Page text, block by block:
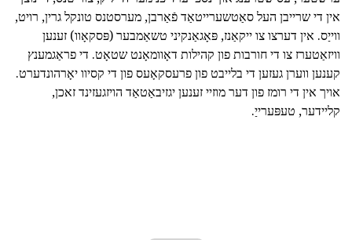
אין די שרייבן העל סאַטשערייטאַד פֿאַרבן, מערסטנס טונקל גרין, רויט,
ווייַס. אין דערצו צו ייקאַנז, פּאָגאַנקיני טשאַמבער (פּסקאָוו) זענען
וויזאַטערז צו די חורבות פון קהילות דאָוומאָנט שטאָט. די פראַגמענץ
קענען ווערן געזען די בלייבט פון פרעסקאָעס פון די קסיוו יאָרהונדערט.
אויך אין די רומז פון דער מוזיי זענען יגזיבאַטאַד הויזגעזינד זאכן,
קליידער, טעפּערייַ.